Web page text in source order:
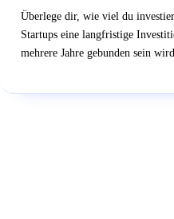
Überlege dir, wie viel du
Startups eine langfristige
mehrere Jahre gebunden sein